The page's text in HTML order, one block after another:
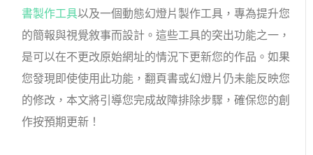
書製作工具以及一個動態幻燈片製作工具，專為提升您
的簡報與視覺敘事而設計。這些工具的突出功能之一，
是可以在不更改原始網址的情況下更新您的作品。如果
您發現即使使用此功能，翻頁書或幻燈片仍未能反映您
的修改，本文將引導您完成故障排除步驟，確保您的創
作按預期更新！